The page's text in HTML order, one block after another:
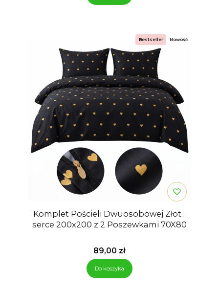
Bestseller Nowość
Komplet Pościeli Dwuosobowej Złote
serce 200x200 z 2 Poszewkami 70X80
Cena
89,00 zł
Do koszyka